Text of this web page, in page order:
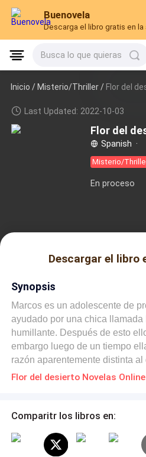
Buenovela
Descarga el libro gratis en la
Busca lo que quieras
Inicio /Misterio/Thriller/ Flor del
Last Updated: 2022-10-03
Flor del
Spanish ·
Misterio/
En proceso
Descargar el libro
Synopsis
Marcos es un adolescente de
ayudado por una chica
humillante. Después de esto
embargo luego de un tiempo
razón aparentemente distinta
por completo la razón de su
rescatar a la chica. Sin
Comparitr los libros en: